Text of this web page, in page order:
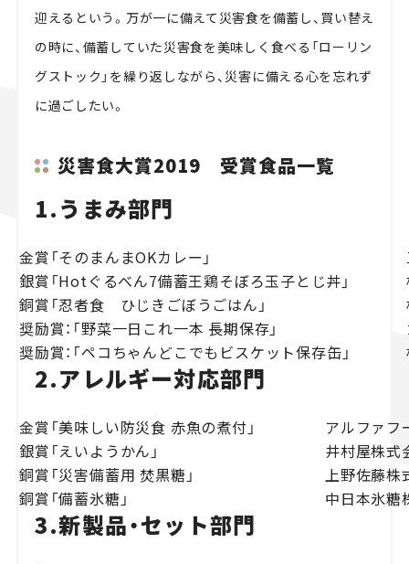
迎えるという。万が一に備えて災害食を備蓄し、買い替え
の時に、備蓄していた災害食を美味しく食べる「ローリン
グストック」を繰り返しながら、災害に備える心を忘れず
に過ごしたい。
災害食大賞2019 受賞食品一覧
1.うまみ部門
金賞「そのまんまOKカレー」
銀賞「Hotぐるべん7備蓄王鶏そぼろ玉子とじ丼」
銅賞「忍者食 ひじきごぼうごはん」
奨励賞：「野菜一日これ一本 長期保存」
奨励賞：「ペコちゃんどこでもビスケット保存缶」
2.アレルギー対応部門
金賞「美味しい防災食 赤魚の煮付」
アルファフ
銀賞「えいようかん」
井村屋株式
銅賞「災害備蓄用 焚黒糖 」
上野佐藤株
銅賞「備蓄氷糖」
中日本氷糖
3.新製品・セット部門